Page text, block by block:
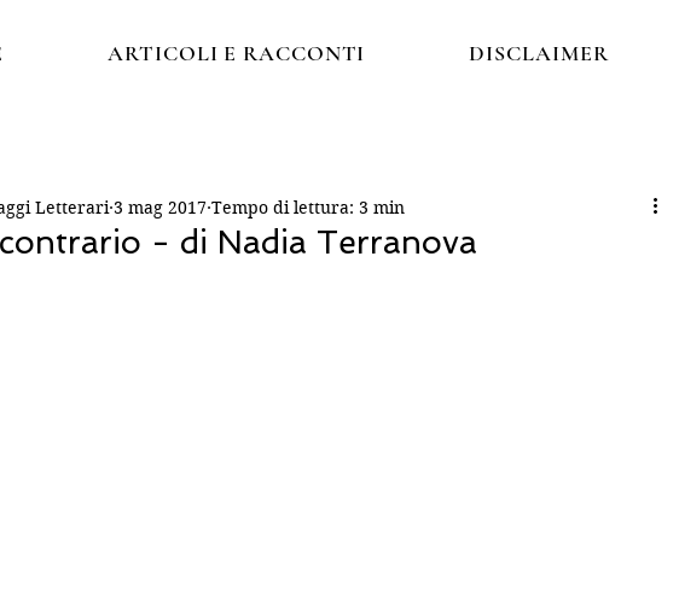
ARTICOLI E RACCONTI DISCLAIMER
- di Nadia Terranova
Letterari 3 mag 2017 Tempo di lettura: 3 min